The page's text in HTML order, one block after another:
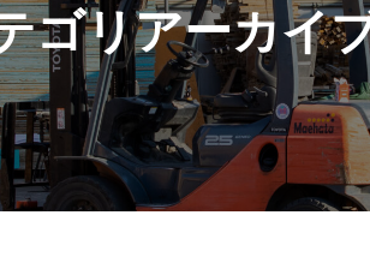
ゴリアーカイ